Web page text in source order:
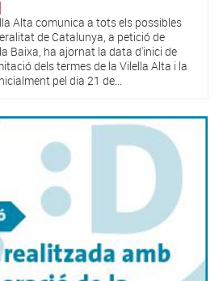
Alta comunica a tots els possibles
de Catalunya, a petició de
Baixa, ha ajornat la data d'inici de
dels termes de la Vilella Alta i la
pel dia 21 de...